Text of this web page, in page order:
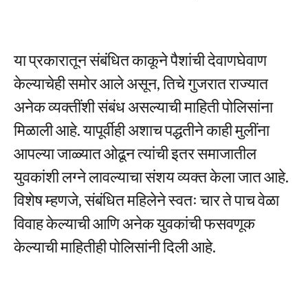
या प्रकारातून संबंधित काकूने पैशांची देवाणघेवाण
केल्याचेही समोर आले असून, तिचे गुजरात राज्यात
अनेक व्यक्तींशी संबंध असल्याची माहिती पोलिसांना
मिळाली आहे. यापूर्वीही अशाच पद्धतीने काही मुलींना
आपल्या जाळ्यात ओढून त्यांची इतर समाजातील
युवकांशी लग्ने लावल्याचा संशय व्यक्त केला जात आहे.
विशेष म्हणजे, संबंधित महिलेने स्वतः चार ते पाच वेळा
विवाह केल्याची आणि अनेक युवकांची फसवणूक
केल्याची माहितीही पोलिसांनी दिली आहे.